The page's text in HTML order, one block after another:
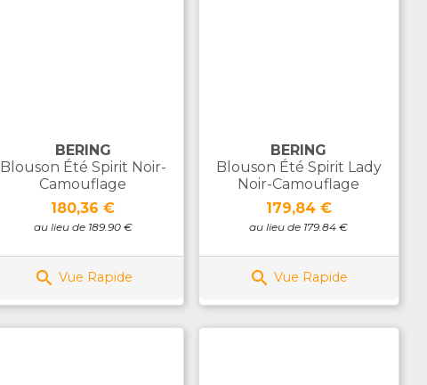
BERING
Blouson Été Spirit Noir-
Camouflage
Prix
180,36 €
au lieu de 189.90 €
 Vue Rapide
BERING
Blouson Été Spirit Lady
Noir-Camouflage
Prix
179,84 €
au lieu de 179.84 €
 Vue Rapide